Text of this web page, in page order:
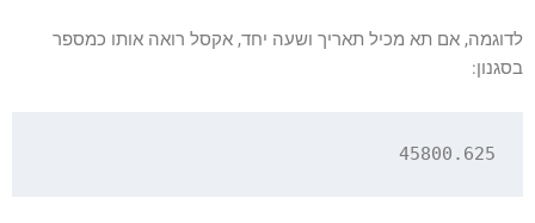
לדוגמה, אם תא מכיל תאריך ושעה יחד, אקסל רואה אותו כמספר
בסגנון:
45800.625